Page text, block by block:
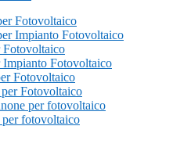
Fotovoltaico
Impianto Fotovoltaico
Fotovoltaico
Fotovoltaico
Fotovoltaico
per fotovoltaico
fotovoltaico